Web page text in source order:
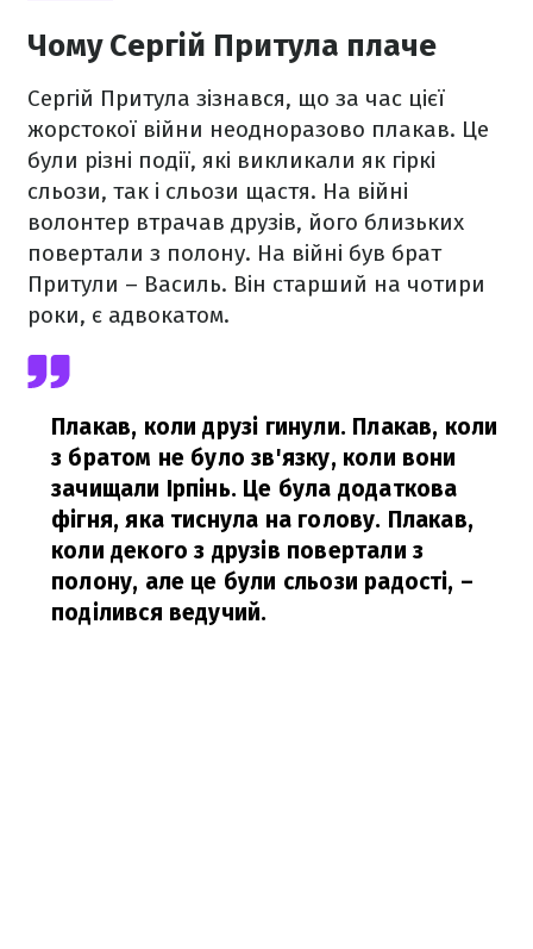
Чому Сергій Притула плаче
Сергій Притула зізнався, що за час цієї
жорстокої війни неодноразово плакав. Це
були різні події, які викликали як гіркі
сльози, так і сльози щастя. На війні
волонтер втрачав друзів, його близьких
повертали з полону. На війні був брат
Притули – Василь. Він старший на чотири
роки, є адвокатом.
Плакав, коли друзі гинули. Плакав, коли
з братом не було зв'язку, коли вони
зачищали Ірпінь. Це була додаткова
фігня, яка тиснула на голову. Плакав,
коли декого з друзів повертали з
полону, але це були сльози радості, –
поділився ведучий.